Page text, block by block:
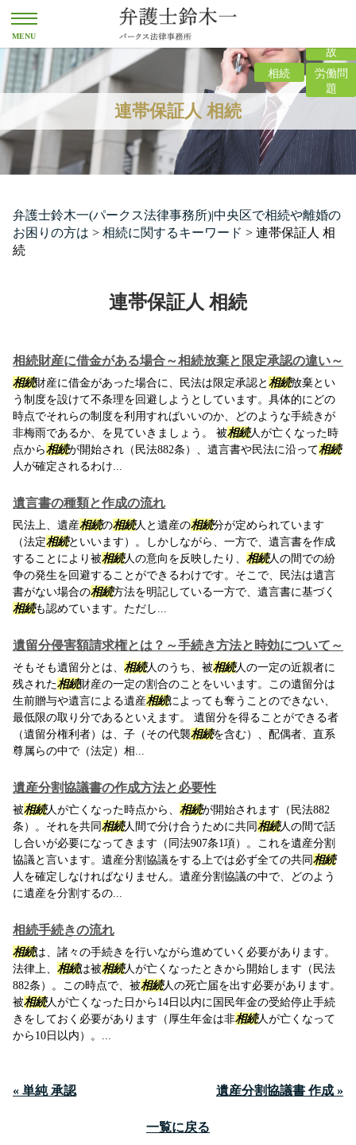
連帯保証人 相続
故
相続
労働問
題
弁護士鈴木一(パークス法律事務所)|中央区で相続や離婚の
お困りの方は > 相続に関するキーワード > 連帯保証人 相
続
連帯保証人 相続
相続財産に借金がある場合～相続放棄と限定承認の違い～
相続財産に借金があった場合に、民法は限定承認と相続放棄とい
う制度を設けて不条理を回避しようとしています。具体的にどの
時点でそれらの制度を利用すればいいのか、どのような手続きが
非梅雨であるか、を見ていきましょう。 被相続人が亡くなった時
点から相続が開始され（民法882条）、遺言書や民法に沿って相続
人が確定されるわけ...
遺言書の種類と作成の流れ
民法上、遺産相続の相続人と遺産の相続分が定められています
（法定相続といいます）。しかしながら、一方で、遺言書を作成
することにより被相続人の意向を反映したり、 相続人の間での紛
争の発生を回避することができるわけです。そこで、民法は遺言
書がない場合の相続方法を明記している一方で、遺言書に基づく
相続も認めています。ただし...
遺留分侵害額請求権とは？～手続き方法と時効について～
そもそも遺留分とは、 相続人のうち、被相続人の一定の近親者に
残された相続財産の一定の割合のことをいいます。この遺留分は
生前贈与や遺言による遺産相続によっても奪うことのできない、
最低限の取り分であるといえます。 遺留分を得ることができる者
（遺留分権利者）は、子（その代襲相続を含む）、配偶者、直系
尊属らの中で（法定）相...
遺産分割協議書の作成方法と必要性
被相続人が亡くなった時点から、 相続が開始されます（民法882
条）。それを共同相続人間で分け合うために共同相続人の間で話
し合いが必要になってきます（同法907条1項）。これを遺産分割
協議と言います。遺産分割協議をする上では必ず全ての共同相続
人を確定しなければなりません。遺産分割協議の中で、どのよう
に遺産を分割するの...
相続手続きの流れ
相続は、諸々の手続きを行いながら進めていく必要があります。
法律上、 相続は被相続人が亡くなったときから開始します（民法
882条）。この時点で、被相続人の死亡届を出す必要があります。
被相続人が亡くなった日から14日以内に国民年金の受給停止手続
きをしておく必要があります（厚生年金は非相続人が亡くなって
から10日以内）。...
« 単純 承認 遺産分割協議書 作成 »
一覧に戻る